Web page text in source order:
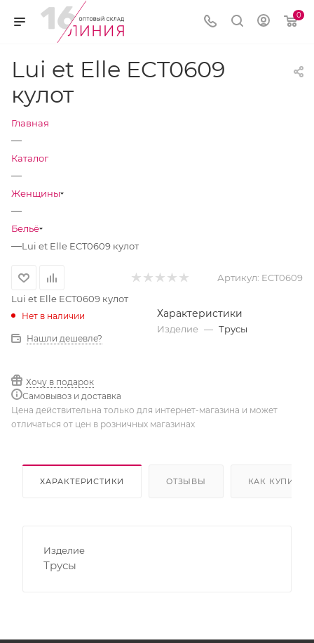
0
Lui et Elle ECT0609
кулот
Главная
—
Каталог
—
Женщины
—
Бельё
—Lui et Elle ECT0609 кулот
Артикул: ECT0609
Lui et Elle ECT0609 кулот
Нет в наличии
Нашли дешевле?
Хочу в подарок
Самовывоз и доставка
Характеристики
Изделие — Трусы
Цена действительна только для интернет-магазина и может
отличаться от цен в розничных магазинах
ХАРАКТЕРИСТИКИ ОТЗЫВЫ КАК КУПИТЬ
Изделие
Трусы